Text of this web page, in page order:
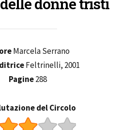
Marcela Serrano
Feltrinelli, 2001
Pagine288
del Circolo